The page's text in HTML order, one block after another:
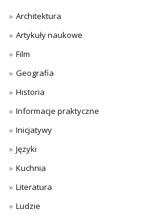
Architektura
Artykuły naukowe
Film
Geografia
Historia
Informacje praktyczne
Inicjatywy
Języki
Kuchnia
Literatura
Ludzie